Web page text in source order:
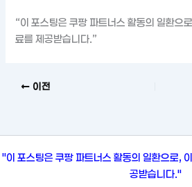
“이 포스팅은 쿠팡 파트너스 활동의 일환으
료를 제공받습니다.”
이전
"이 포스팅은 쿠팡 파트너스 활동의 일환으로,
공받습니다."